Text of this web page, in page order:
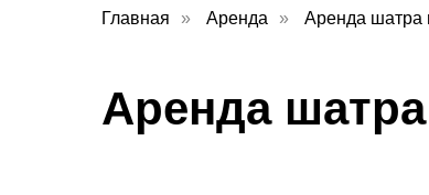
Главная » Аренда » Аренда шатра
Аренда